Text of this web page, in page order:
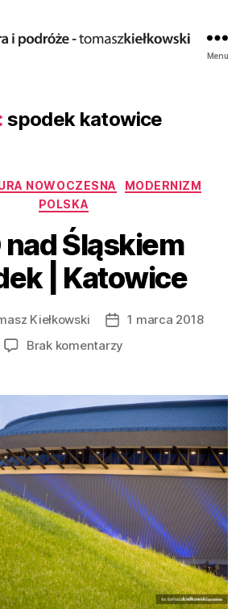
Menu
spodek katowice
Kategorie
NOWOCZESNA
MODERNIZM
POLSKA
nad Śląskiem
| Katowice
Kiełkowski
Data1 marca 2018
Brak komentarzy
Śląskiem
Spodek
|
Katowice